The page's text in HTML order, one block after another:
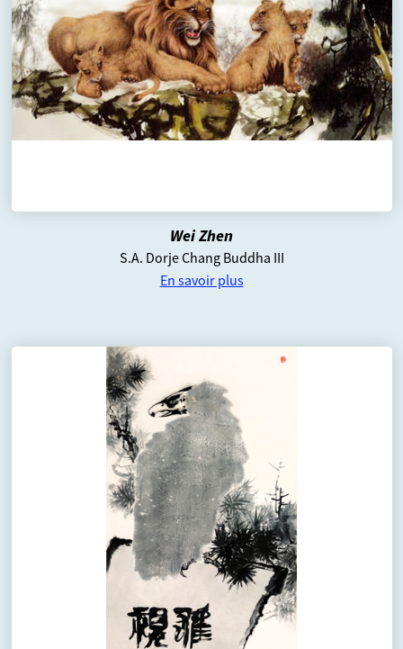
Wei Zhen
S.A. Dorje Chang Buddha III
En savoir plus